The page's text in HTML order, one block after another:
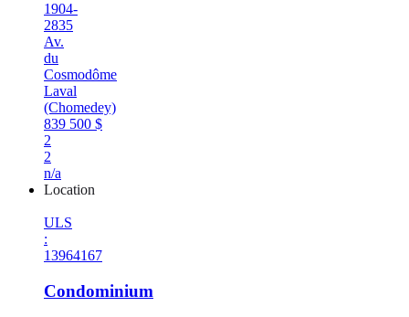
1904-
2835
Av.
du
Cosmodôme
Laval
(Chomedey)
839 500 $
2
2
n/a
Location
ULS
:
13964167
Condominium